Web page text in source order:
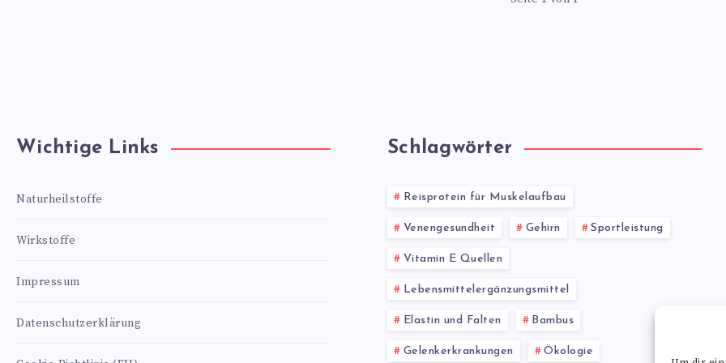
Wichtige Links
Naturheilstoffe
Wirkstoffe
Impressum
Datenschutzerklärung
Schlagwörter
Reisprotein für Muskelaufbau
Venengesundheit Gehirn Sportleistung
Vitamin E Quellen
Lebensmittelergänzungsmittel
Elastin und Falten Bambus
Gelenkerkrankungen Ökologie